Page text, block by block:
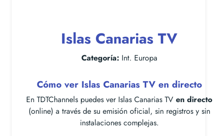
Islas Canarias TV
Categoría: Int. Europa
Cómo ver Islas Canarias TV en directo
En TDTChannels puedes ver Islas Canarias TV en directo
(online) a través de su emisión oficial, sin registros y sin
instalaciones complejas.